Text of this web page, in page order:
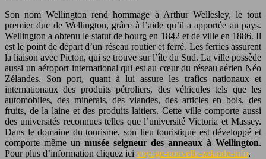
Son nom Wellington rend hommage à Arthur Wellesley, le tout
premier duc de Wellington, grâce à l’aide qu’il a apportée au pays.
Wellington a obtenu le statut de bourg en 1842 et de ville en 1886. Il
est le point de départ d’un réseau routier et ferré. Les ferries assurent
la liaison avec Picton, qui se trouve sur l’île du Sud. La ville possède
aussi un aéroport international qui est au cœur du réseau aérien Néo
Zélandes. Son port, quant à lui assure les trafics nationaux et
internationaux des produits pétroliers, des véhicules tels que les
automobiles, des minerais, des viandes, des articles en bois, des
fruits, de la laine et des produits laitiers. Cette ville comporte aussi
des universités reconnues telles que l’université Victoria et Massey.
Dans le domaine du tourisme, son lieu touristique est développé et
comporte même un musée seigneur des anneaux à Wellington.
Pour plus d’information cliquez ici voyage-nouvelle-zelande-info.